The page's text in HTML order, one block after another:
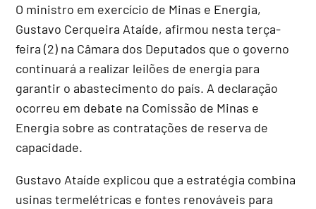
O ministro em exercício de Minas e Energia,
Gustavo Cerqueira Ataíde, afirmou nesta terça-
feira (2) na Câmara dos Deputados que o governo
continuará a realizar leilões de energia para
garantir o abastecimento do país. A declaração
ocorreu em debate na Comissão de Minas e
Energia sobre as contratações de reserva de
capacidade.
Gustavo Ataíde explicou que a estratégia combina
usinas termelétricas e fontes renováveis para